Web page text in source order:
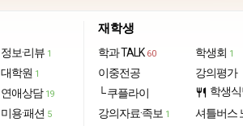
정보·리뷰 1
대학원 1
연애상담 19
미용·패션 5
재학생
학과 TALK 60
이중전공
└ 쿠플라이
강의자료·족보 1
학생회 1
강의평가
restaurant 학생
셔틀버스